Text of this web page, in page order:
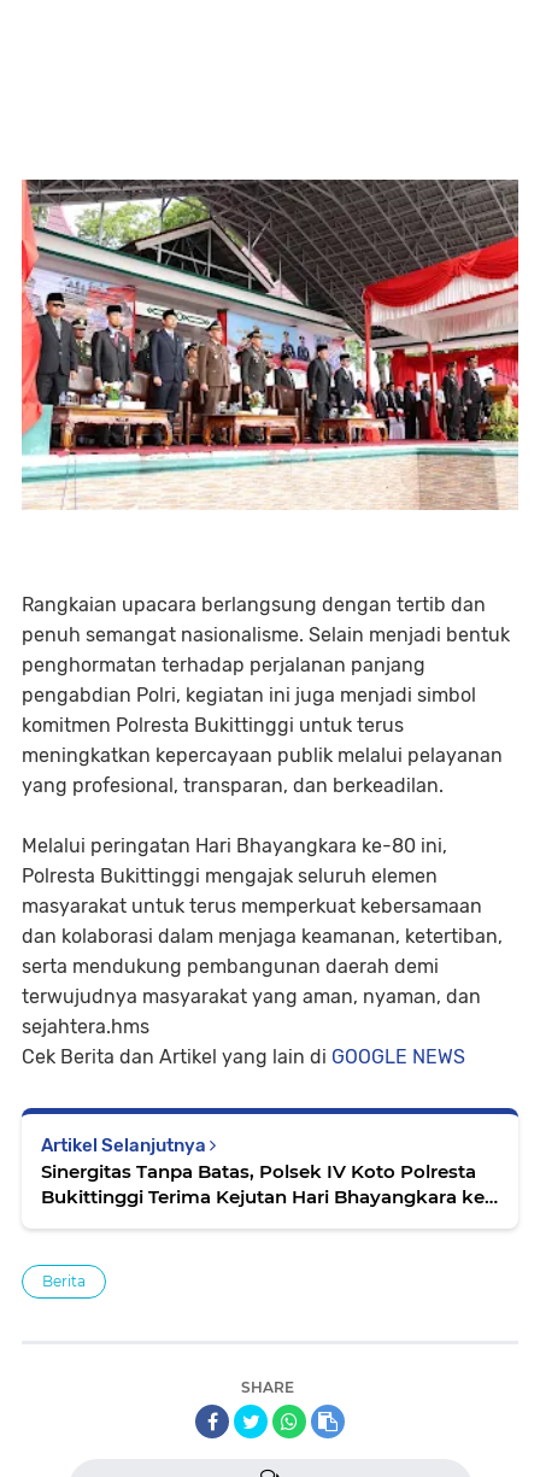
Rangkaian upacara berlangsung dengan tertib dan
penuh semangat nasionalisme. Selain menjadi bentuk
penghormatan terhadap perjalanan panjang
pengabdian Polri, kegiatan ini juga menjadi simbol
komitmen Polresta Bukittinggi untuk terus
meningkatkan kepercayaan publik melalui pelayanan
yang profesional, transparan, dan berkeadilan.
Melalui peringatan Hari Bhayangkara ke-80 ini,
Polresta Bukittinggi mengajak seluruh elemen
masyarakat untuk terus memperkuat kebersamaan
dan kolaborasi dalam menjaga keamanan, ketertiban,
serta mendukung pembangunan daerah demi
terwujudnya masyarakat yang aman, nyaman, dan
sejahtera.hms
Cek Berita dan Artikel yang lain di GOOGLE NEWS
Artikel Selanjutnya
Sinergitas Tanpa Batas, Polsek IV Koto Polresta
Bukittinggi Terima Kejutan Hari Bhayangkara ke-
Berita
SHARE